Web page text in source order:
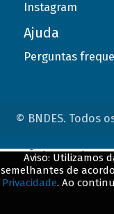
Instagram
Ajuda
Perguntas
© BNDES. Todos
Aviso: Utilizamos
semelhantes de
Privacidade. Ao
ConteÃºdo
${title}${badge}